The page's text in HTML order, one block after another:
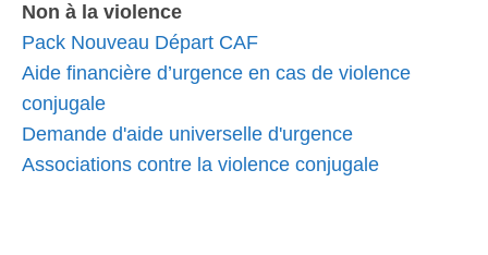
Non à la violence
Pack Nouveau Départ CAF
Aide financière d’urgence en cas de violence
conjugale
Demande d'aide universelle d'urgence
Associations contre la violence conjugale